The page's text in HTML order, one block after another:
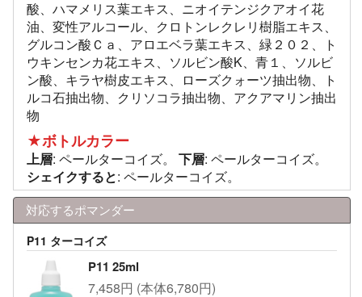
酸、ハマメリス葉エキス、ニオイテンジクアオイ花
油、変性アルコール、クロトンレクレリ樹脂エキス、
グルコン酸Ｃａ、アロエベラ葉エキス、緑２０２、ト
ウキンセンカ花エキス、ソルビン酸K、青１、ソルビ
ン酸、キラヤ樹皮エキス、ローズクォーツ抽出物、ト
ルコ石抽出物、クリソコラ抽出物、アクアマリン抽出
物
★ボトルカラー
上層: ペールターコイズ。 下層: ペールターコイズ。
シェイクすると: ペールターコイズ。
対応するポマンダー
P11 ターコイズ
P11 25ml
7,458円 (本体6,780円)